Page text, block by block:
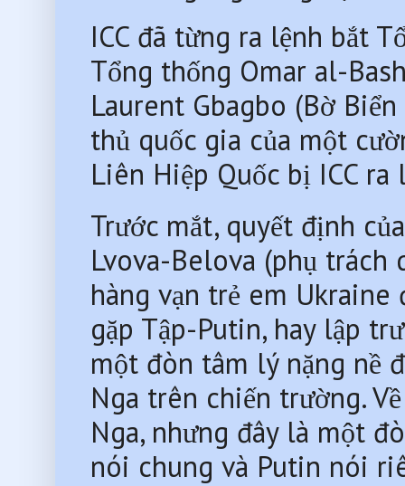
ICC đã từng ra lệnh bắt
Tổng thống Omar al-
Laurent Gbagbo (Bờ
thủ quốc gia của một
Liên Hiệp Quốc bị ICC
Trước mắt, quyết định
Lvova-Belova (phụ trách
hàng vạn trẻ em Ukraine
gặp Tập-Putin, hay lập
một đòn tâm lý nặng nề
Nga trên chiến trường.
Nga, nhưng đây là một
nói chung và Putin nói